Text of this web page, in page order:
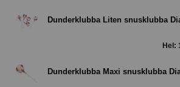
Dunderklubba Liten snusklubba
Hel:
Dunderklubba Maxi snusklubba